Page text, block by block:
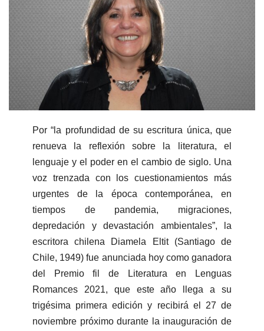
Por “la profundidad de su escritura única, que
renueva la reflexión sobre la literatura, el
lenguaje y el poder en el cambio de siglo. Una
voz trenzada con los cuestionamientos más
urgentes de la época contemporánea, en
tiempos de pandemia, migraciones,
depredación y devastación ambientales”, la
escritora chilena Diamela Eltit (Santiago de
Chile, 1949) fue anunciada hoy como ganadora
del Premio fil de Literatura en Lenguas
Romances 2021, que este año llega a su
trigésima primera edición y recibirá el 27 de
noviembre próximo durante la inauguración de